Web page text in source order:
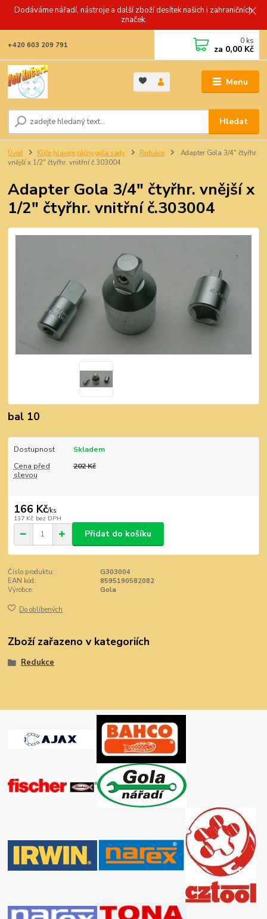
Dodáváme nářadí, nástroje a další zboží desítek našich i zahraničních
značek.
Menu
Hledat
+420 603 209 791 0 ks
za 0,00 Kč
Úvod Klíče,hlavice,ráčny,gola sady Redukce
Adapter Gola 3/4" čtyřhr.
vnější x 1/2" čtyřhr. vnitřní č.303004
Adapter Gola 3/4" čtyřhr. vnější x
1/2" čtyřhr. vnitřní č.303004
bal 10
Dostupnost
Skladem
Cena před
slevou
202 Kč
166 Kč/ks
137 Kč bez DPH
Přidat do košíku
Číslo produktu:
G303004
EAN kód:
8595190582082
Výrobce:
Gola
Do oblíbených
Zboží zařazeno v kategoriích
Redukce